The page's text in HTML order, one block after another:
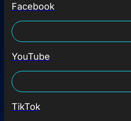
Facebook
YouTube
TikTok